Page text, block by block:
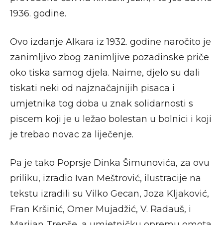
1936. godine.
Ovo izdanje Alkara iz 1932. godine naročito je
zanimljivo zbog zanimljive pozadinske priče
oko tiska samog djela. Naime, djelo su dali
tiskati neki od najznačajnijih pisaca i
umjetnika tog doba u znak solidarnosti s
piscem koji je u ležao bolestan u bolnici i koji
je trebao novac za liječenje.
Pa je tako Poprsje Dinka Šimunovića, za ovu
priliku, izradio Ivan Meštrović, ilustracije na
tekstu izradili su Vilko Gecan, Joza Kljaković,
Fran Kršinić, Omer Mujadžić, V. Radauš, i